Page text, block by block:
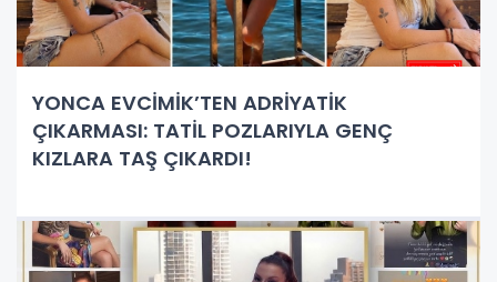
YONCA EVCİMİK’TEN ADRİYATİK
ÇIKARMASI: TATİL POZLARIYLA GENÇ
KIZLARA TAŞ ÇIKARDI!